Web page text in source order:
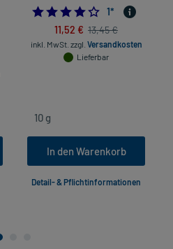
4.0
1*
11,52 € 13,45 €
inkl. MwSt. zzgl. Versandkosten
Lieferbar
In den Warenkorb
Detail- & Pflichtinformationen